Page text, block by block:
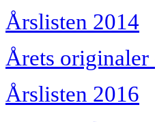
Årslisten 2014
Årets originaler
Årslisten 2016